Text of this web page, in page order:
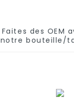
Faites des OEM
notre bouteille/